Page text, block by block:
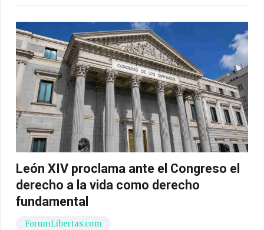
León XIV proclama ante el Congreso el
derecho a la vida como derecho
fundamental
ForumLibertas.com